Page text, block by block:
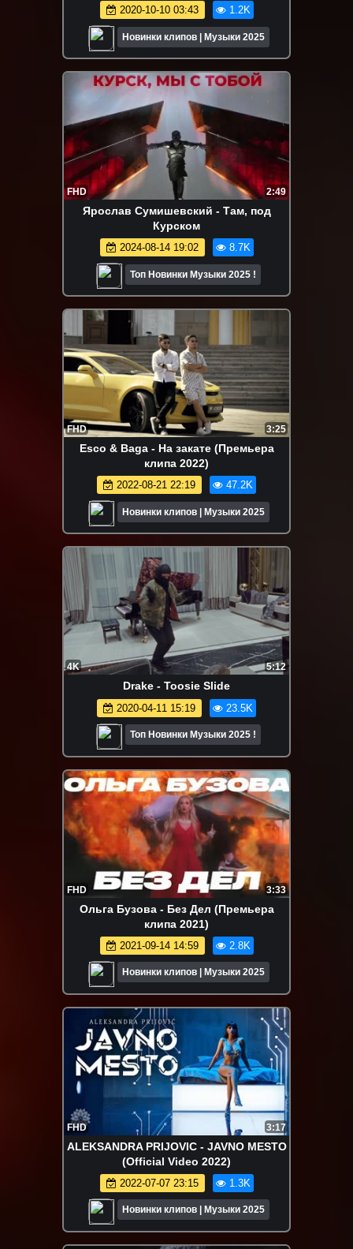
2020-10-10 03:43 1.2K
Новинки клипов | Музыки 2025
FHD 2:49
Ярослав Сумишевский - Там, под
Курском
2024-08-14 19:02 8.7K
Топ Новинки Музыки 2025 !
FHD 3:25
Esco & Baga - На закате (Премьера
клипа 2022)
2022-08-21 22:19 47.2K
Новинки клипов | Музыки 2025
4K 5:12
Drake - Toosie Slide
2020-04-11 15:19 23.5K
Топ Новинки Музыки 2025 !
FHD 3:33
Ольга Бузова - Без Дел (Премьера
клипа 2021)
2021-09-14 14:59 2.8K
Новинки клипов | Музыки 2025
FHD 3:17
ALEKSANDRA PRIJOVIC - JAVNO MESTO
(Official Video 2022)
2022-07-07 23:15 1.3K
Новинки клипов | Музыки 2025